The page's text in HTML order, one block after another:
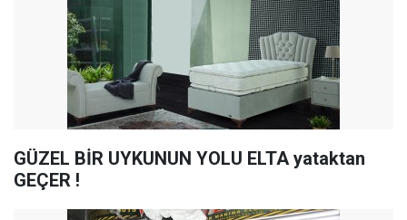
GÜZEL BİR UYKUNUN YOLU ELTA yataktan
GEÇER !